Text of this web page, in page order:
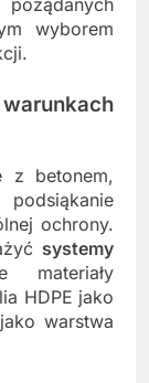
wyborem
z betonem,
ochrony.
systemy
materiały
HDPE jako
warstwa